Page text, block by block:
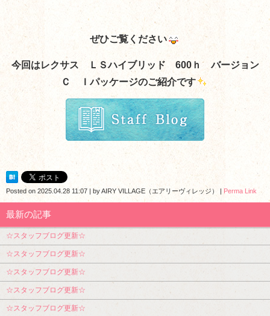
ぜひご覧ください
今回はレクサス ＬＳハイブリッド 600ｈ バージョン
Ｃ Ｉパッケージのご紹介です
Posted on 2025.04.28 11:07 | byAIRY VILLAGE（エアリーヴィレッジ） | Perma Link
最新の記事
☆スタッフブログ更新☆
☆スタッフブログ更新☆
☆スタッフブログ更新☆
☆スタッフブログ更新☆
☆スタッフブログ更新☆